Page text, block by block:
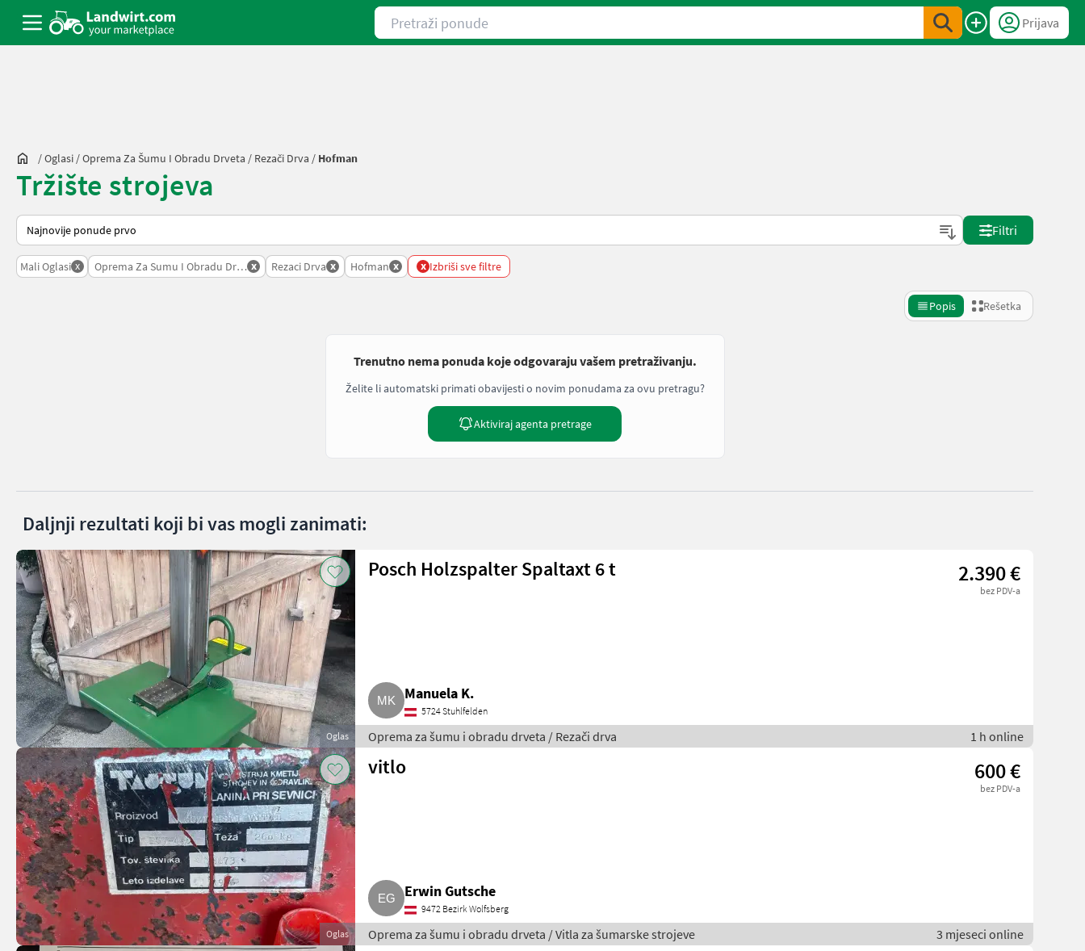
Pretraži ponude
Prijava
/Oglasi /Oprema Za Šumu I Obradu Drveta / Rezači Drva / Hofman
Tržište strojeva
Tako se sortira na Landwirt.com
Filtri
Mali Oglasi x Oprema Za Sumu I Obradu Drveta
x Rezaci Drva x Hofman x x Izbriši sve filtre
Popis Rešetka
Trenutno nema ponuda koje odgovaraju vašem pretraživanju.
Želite li automatski primati obavijesti o novim ponudama za ovu pretragu?
Aktiviraj agenta pretrage
Daljnji rezultati koji bi vas mogli zanimati:
Oglas
Posch Holzspalter Spaltaxt 6 t 2.390 €
bez PDV-a
Manuela K.
5724 Stuhlfelden
Oprema za šumu i obradu drveta / Rezači drva 1 h online
Oglas
vitlo 600 €
bez PDV-a
Erwin Gutsche
9472 Bezirk Wolfsberg
Oprema za šumu i obradu drveta / Vitla za šumarske strojeve 3 mjeseci online